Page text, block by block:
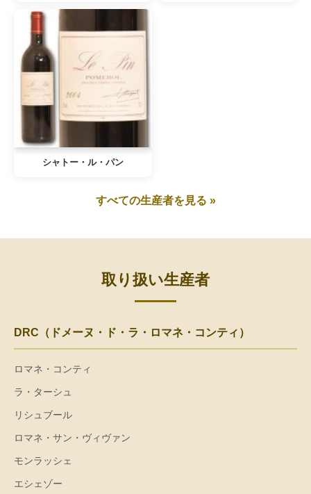
シャトー・ル・パン
すべての生産者を見る »
取り扱い生産者
DRC（ドメーヌ・ド・ラ・ロマネ・コンティ）
ロマネ・コンティ
ラ・ターシュ
リシュブール
ロマネ・サン・ヴィヴァン
モンラッシェ
エシェゾー